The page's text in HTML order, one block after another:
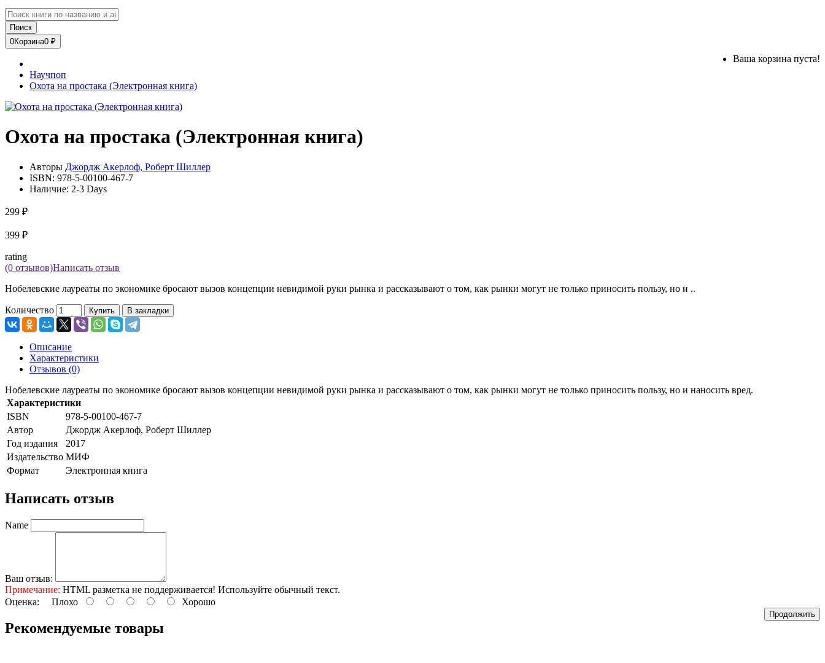
Поиск
0Корзина0 ₽
Ваша корзина пуста!
Научпоп
Охота на простака (Электронная книга)
Охота на простака (Электронная книга)
Авторы Джордж Акерлоф, Роберт Шиллер
ISBN: 978-5-00100-467-7
Наличие: 2-3 Days
299 ₽
399 ₽
rating
(0 отзывов)Написать отзыв
Нобелевские лауреаты по экономике бросают вызов концепции невидимой руки рынка и рассказывают о том, как рынки могут не только приносить пользу, но и ..
Количество Купить В закладки
Описание
Характеристики
Отзывов (0)
Нобелевские лауреаты по экономике бросают вызов концепции невидимой руки рынка и рассказывают о том, как рынки могут не только приносить пользу, но и наносить вред.
Характеристики
ISBN
978-5-00100-467-7
Автор
Джордж Акерлоф, Роберт Шиллер
Год издания
2017
Издательство МИФ
Формат
Электронная книга
Написать отзыв
Name
Ваш отзыв:
Примечание: HTML разметка не поддерживается! Используйте обычный текст.
Оценка: Плохо Хорошо
Продолжить
Рекомендуемые товары